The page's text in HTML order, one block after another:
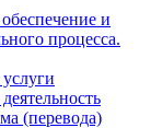
и
процесса.
(перевода)